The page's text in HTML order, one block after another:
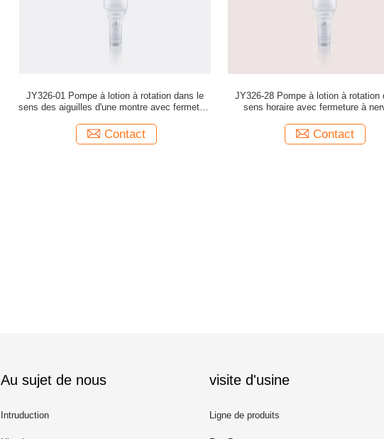
JY326-01 Pompe à lotion à rotation dans le
sens des aiguilles d'une montre avec fermeture
Contact
JY326-28 Pompe à lotion à rotation
sens horaire avec fermeture à
Contact
Au sujet de nous
Intruduction
visite d'usine
Ligne de produits